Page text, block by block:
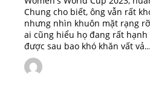
Chung cho biết, ông vẫn rất
nhưng nhìn khuôn mặt rạng
ai cũng hiểu họ đang rất
được sau bao khó khăn vất vả…